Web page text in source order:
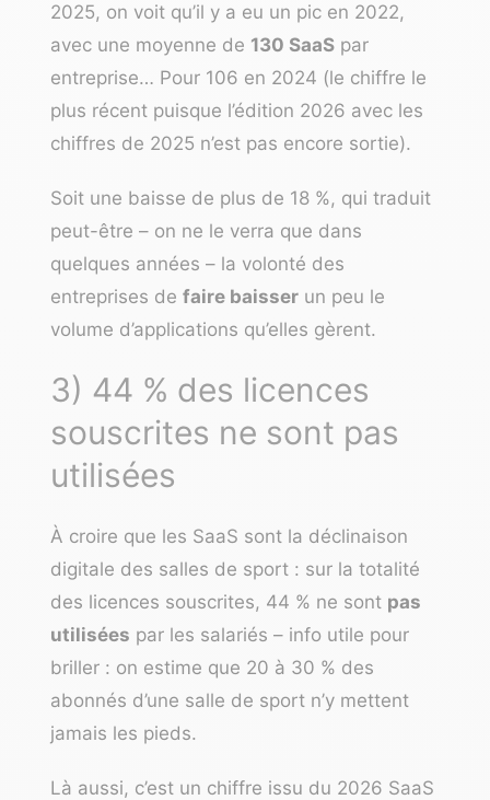
2025, on voit qu’il y a eu un pic en 2022,
avec une moyenne de 130 SaaS par
entreprise… Pour 106 en 2024 (le chiffre le
plus récent puisque l’édition 2026 avec les
chiffres de 2025 n’est pas encore sortie).
Soit une baisse de plus de 18 %, qui traduit
peut-être – on ne le verra que dans
quelques années – la volonté des
entreprises de faire baisser un peu le
volume d’applications qu’elles gèrent.
3) 44 % des licences
souscrites ne sont pas
utilisées
À croire que les SaaS sont la déclinaison
digitale des salles de sport : sur la totalité
des licences souscrites, 44 % ne sont pas
utilisées par les salariés – info utile pour
briller : on estime que 20 à 30 % des
abonnés d’une salle de sport n’y mettent
jamais les pieds.
Là aussi, c’est un chiffre issu du 2026 SaaS